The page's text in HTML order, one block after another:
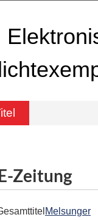
Zeitung
Melsunger